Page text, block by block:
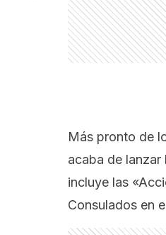
Más pronto de
acaba de
incluye las
Consulados en